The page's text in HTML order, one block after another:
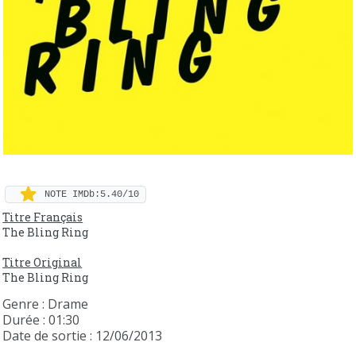
NOTE IMDb:5.40/10
Titre Français
The Bling Ring
Titre Original
The Bling Ring
Genre : Drame
Durée : 01:30
Date de sortie : 12/06/2013